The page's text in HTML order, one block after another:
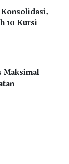
10 Kursi
Maksimal